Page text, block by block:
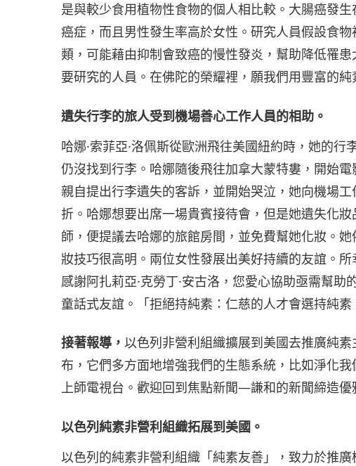
是與較少食用植物性食物的個人相比較。大腸癌發
癌症，而且男性發生率高於女性。研究人員假設食
類，可能藉由抑制會致癌的慢性發炎，幫助降低罹
要研究的人員。在佛陀的榮耀裡，願我們用豐富的
遺失行李的旅人受到機場善心工作人員的相助。
哈娜·索菲亞·洛佩斯從歐洲飛往美國紐約時，她的行
仍沒找到行李。哈娜隨後飛往加拿大蒙特婁，開始
親自提出行李遺失的客訴，並開始哭泣，她向機場
折。哈娜想要出席一場貴賓接待會，但是她遺失化
師，便提議去哈娜的旅館房間，並免費幫她化妝。
妝技巧很高明。兩位女性發展出美好持續的友誼。
感謝阿扎莉亞·克勞丁·安古洛，您愛心協助亟需幫
童話式友誼。「拒絕持純素：仁慈的人才會選持純素
接著報導，以色列非營利組織擴展到美國去推廣純
布，它們多方面地增強我們的生態系統，比如淨化
上師電視台。歡迎回到焦點新聞—謙和的新聞締造優
以色列純素非營利組織拓展到美國。
以色列的純素非營利組織「純素友善」，致力於推